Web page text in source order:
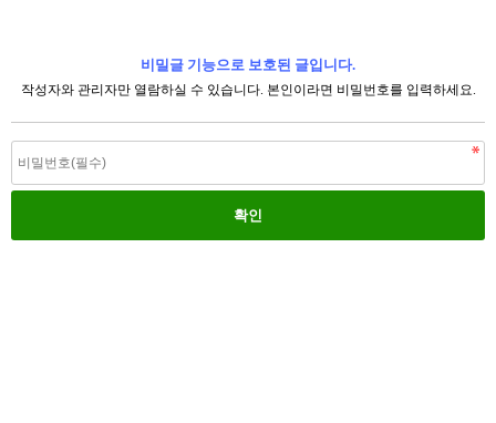
비밀글 기능으로 보호된 글입니다.
작성자와 관리자만 열람하실 수 있습니다. 본인이라면 비밀번호를 입력하세요.